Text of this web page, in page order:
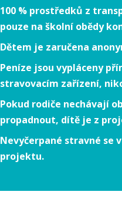
100 % prostředků z
pouze na školní obědy
Dětem je zaručena
Peníze jsou vypláceny
stravovacím zařízení,
Pokud rodiče nechávají
propadnout, dítě je z
Nevyčerpané stravné se
projektu.